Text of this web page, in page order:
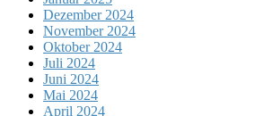
Dezember 2024
November 2024
Oktober 2024
Juli 2024
Juni 2024
Mai 2024
April 2024